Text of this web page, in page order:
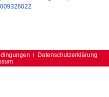
Datenschutzerklärung